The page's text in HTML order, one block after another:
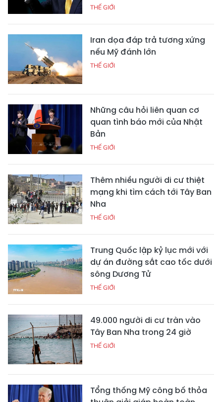
THẾ GIỚI
Iran dọa đáp trả tương xứng
nếu Mỹ đánh lớn
THẾ GIỚI
Những câu hỏi liên quan cơ
quan tình báo mới của Nhật
Bản
THẾ GIỚI
Thêm nhiều người di cư thiệt
mạng khi tìm cách tới Tây Ban
Nha
THẾ GIỚI
Trung Quốc lập kỷ lục mới với
dự án đường sắt cao tốc dưới
sông Dương Tử
THẾ GIỚI
49.000 người di cư tràn vào
Tây Ban Nha trong 24 giờ
THẾ GIỚI
Tổng thống Mỹ công bố thỏa